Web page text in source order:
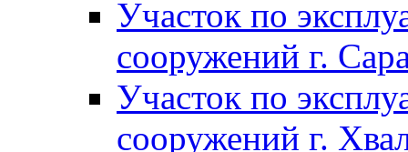
Участок по
сооружений г.
Участок по
сооружений г.